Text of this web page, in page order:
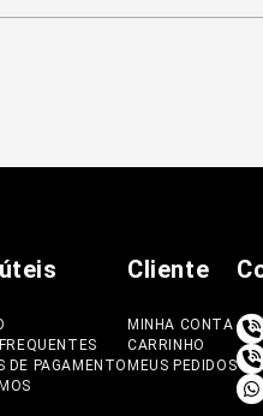
DE PAGAMENTO
Cliente
MINHA CONTA
CARRINHO
MEUS PEDIDOS